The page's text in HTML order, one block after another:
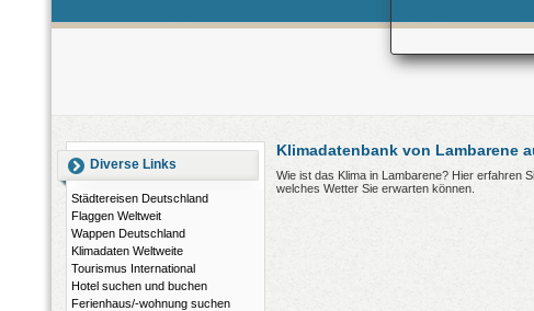
Diverse Links
Städtereisen Deutschland
Flaggen Weltweit
Wappen Deutschland
Klimadaten Weltweite
Tourismus International
Hotel suchen und buchen
Ferienhaus/-wohnung suchen
Klimadatenbank von Lambarene
Wie ist das Klima in Lambarene? Hier erfahren
welches Wetter Sie erwarten können.